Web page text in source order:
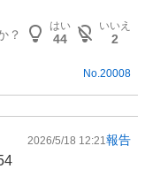
？
はい
44
いいえ
2
No. 20008
2026/5/18 12:21 報告